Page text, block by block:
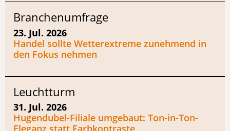
Branchenumfrage
23. Jul. 2026
Handel sollte Wetterextreme zunehmend in
den Fokus nehmen
Leuchtturm
31. Jul. 2026
Hugendubel-Filiale umgebaut: Ton-in-Ton-